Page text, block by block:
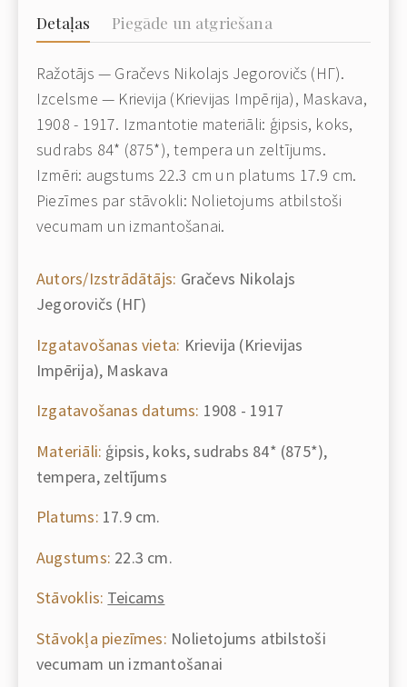
Detaļas Piegāde un atgriešana
Ražotājs — Gračevs Nikolajs Jegorovičs (НГ).
Izcelsme — Krievija (Krievijas Impērija), Maskava,
1908 - 1917. Izmantotie materiāli: ģipsis, koks,
sudrabs 84* (875*), tempera un zeltījums.
Izmēri: augstums 22.3 cm un platums 17.9 cm.
Piezīmes par stāvokli: Nolietojums atbilstoši
vecumam un izmantošanai.
Autors/Izstrādātājs: Gračevs Nikolajs
Jegorovičs (НГ)
Izgatavošanas vieta: Krievija (Krievijas
Impērija), Maskava
Izgatavošanas datums: 1908 - 1917
Materiāli: ģipsis, koks, sudrabs 84* (875*),
tempera, zeltījums
Platums: 17.9 cm.
Augstums: 22.3 cm.
Stāvoklis: Teicams
Stāvokļa piezīmes: Nolietojums atbilstoši
vecumam un izmantošanai